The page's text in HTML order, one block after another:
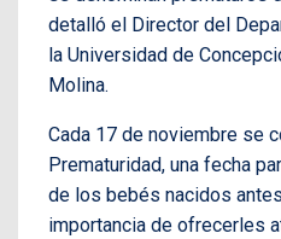
detalló el Director del
la Universidad de
Molina.
Cada 17 de noviembre se
Prematuridad, una fecha
de los bebés nacidos
importancia de ofrecerles